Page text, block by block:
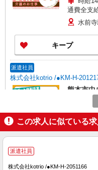
通費全支
水前
キープ
派遣社員
株式会社kotrio /●KM-H-
熊本市中
い有料
時給
通費全支
水前
この求人に似ている
派遣社員
株式会社kotrio /●KM-H-2051166